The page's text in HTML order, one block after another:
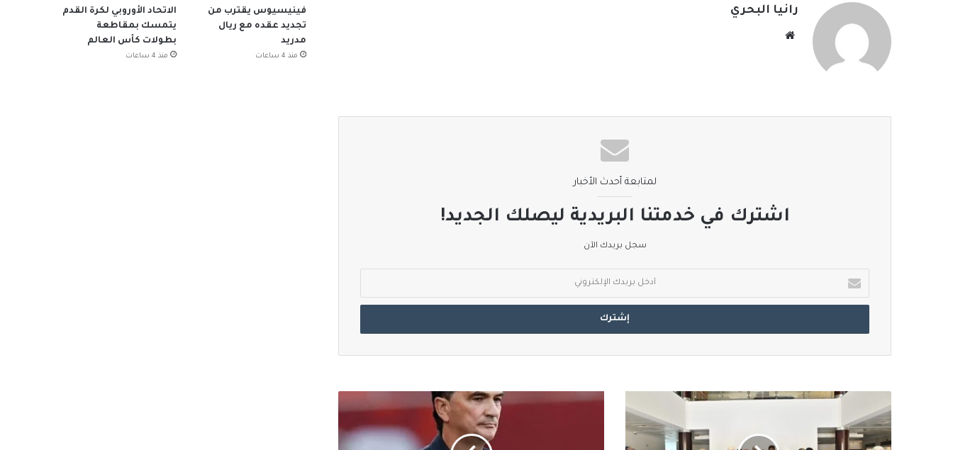
رانيا البحري
لمتابعة أحدث الأخبار
اشترك في خدمتنا البريدية ليصلك الجديد!
سجل بريدك الآن
بريدك
الإلكتروني
الصحفيين
العمانية
تختتم
رسميًا..
فينيسيوس يقترب من
تجديد عقده مع ريال
مدريد
منذ 4 ساعات
الاتحاد الأوروبي لكرة القدم
يتمسك بمقاطعة
بطولات كأس العالم
منذ 4 ساعات